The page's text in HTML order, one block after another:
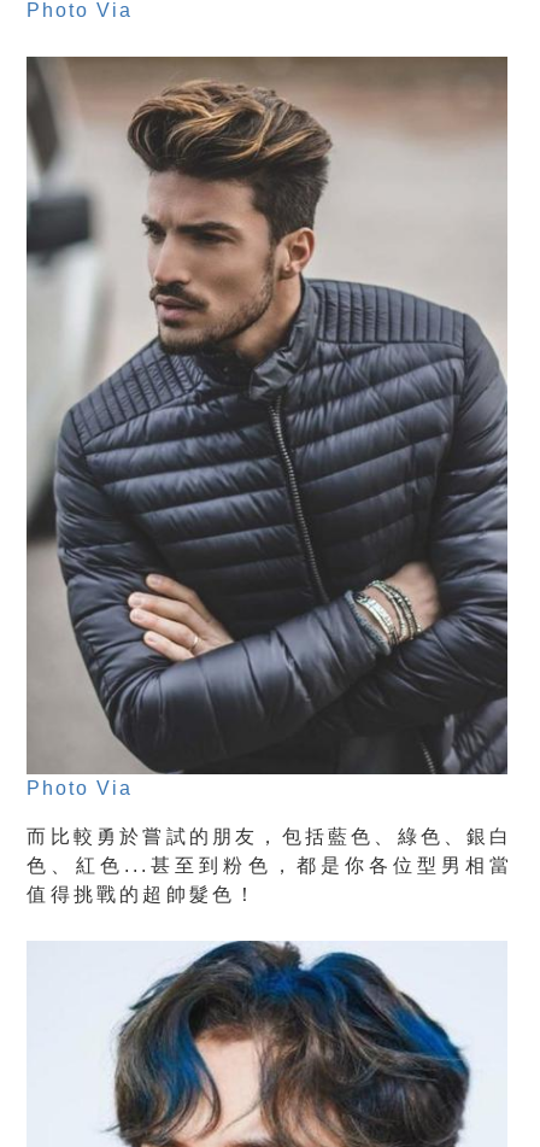
Photo Via
Photo Via
而比較勇於嘗試的朋友，包括藍色、綠色、銀白
色、紅色...甚至到粉色，都是你各位型男相當
值得挑戰的超帥髮色！